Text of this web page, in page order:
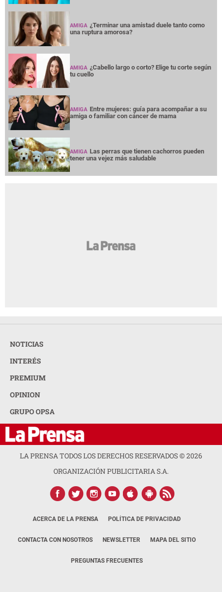
AMIGA ¿Terminar una amistad duele tanto como
una ruptura amorosa?
AMIGA ¿Cabello largo o corto? Elige tu corte según
tu cuello
AMIGA Entre mujeres: guía para acompañar a su
amiga o familiar con cáncer de mama
AMIGA Las perras que tienen cachorros pueden
tener una vejez más saludable
NOTICIAS
INTERÉS
PREMIUM
OPINION
GRUPO OPSA
LA PRENSA TODOS LOS DERECHOS RESERVADOS ©2026
ORGANIZACIÓN PUBLICITARIA S.A.
ACERCA DE LA PRENSA POLÍTICA DE PRIVACIDAD
CONTACTA CON NOSOTROS NEWSLETTER MAPA DEL SITIO
PREGUNTAS FRECUENTES